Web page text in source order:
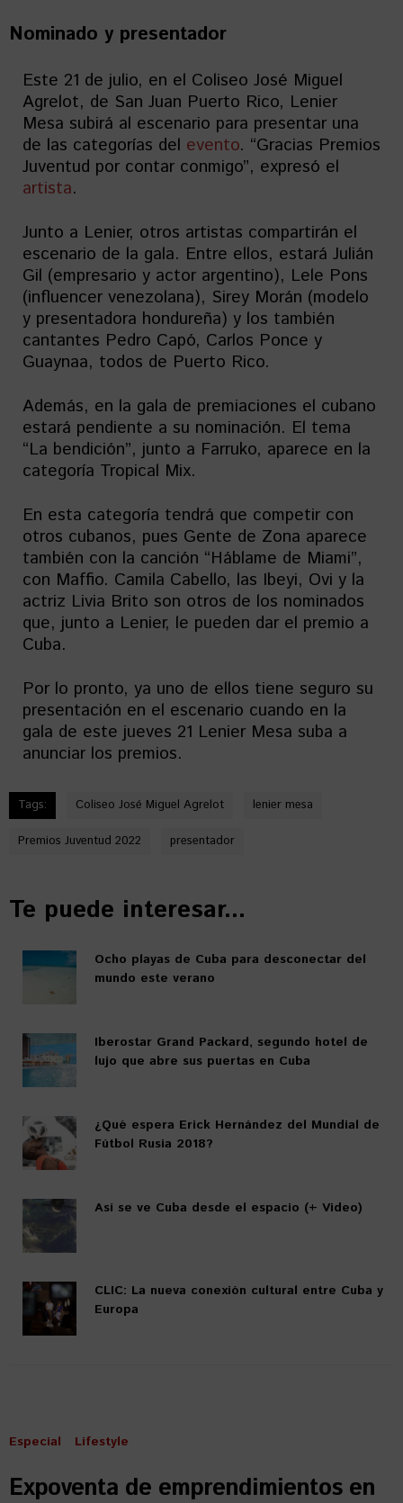
Nominado y presentador
Este 21 de julio, en el Coliseo José Miguel
Agrelot, de San Juan Puerto Rico, Lenier
Mesa subirá al escenario para presentar una
de las categorías del evento. “Gracias Premios
Juventud por contar conmigo”, expresó el
artista.
Junto a Lenier, otros artistas compartirán el
escenario de la gala. Entre ellos, estará Julián
Gil (empresario y actor argentino), Lele Pons
(influencer venezolana), Sirey Morán (modelo
y presentadora hondureña) y los también
cantantes Pedro Capó, Carlos Ponce y
Guaynaa, todos de Puerto Rico.
Además, en la gala de premiaciones el cubano
estará pendiente a su nominación. El tema
“La bendición”, junto a Farruko, aparece en la
categoría Tropical Mix.
En esta categoría tendrá que competir con
otros cubanos, pues Gente de Zona aparece
también con la canción “Háblame de Miami”,
con Maffio. Camila Cabello, las Ibeyi, Ovi y la
actriz Livia Brito son otros de los nominados
que, junto a Lenier, le pueden dar el premio a
Cuba.
Por lo pronto, ya uno de ellos tiene seguro su
presentación en el escenario cuando en la
gala de este jueves 21 Lenier Mesa suba a
anunciar los premios.
Tags: Coliseo José Miguel Agrelot lenier mesa
Premios Juventud 2022 presentador
Te puede interesar...
Ocho playas de Cuba para desconectar del
mundo este verano
Iberostar Grand Packard, segundo hotel de
lujo que abre sus puertas en Cuba
¿Qué espera Erick Hernández del Mundial de
Fútbol Rusia 2018?
Así se ve Cuba desde el espacio (+ Video)
CLIC: La nueva conexión cultural entre Cuba y
Europa
Especial Lifestyle
Expoventa de emprendimientos en